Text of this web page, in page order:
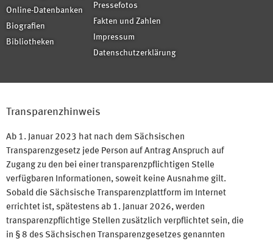
Online-Datenbanken
Biografien
Bibliotheken
Pressefotos
Fakten und Zahlen
Impressum
Datenschutzerklärung
Transparenzhinweis
Ab 1. Januar 2023 hat nach dem Sächsischen
Transparenzgesetz jede Person auf Antrag Anspruch auf
Zugang zu den bei einer transparenzpflichtigen Stelle
verfügbaren Informationen, soweit keine Ausnahme gilt.
Sobald die Sächsische Transparenzplattform im Internet
errichtet ist, spätestens ab 1. Januar 2026, werden
transparenzpflichtige Stellen zusätzlich verpflichtet sein, die
in § 8 des Sächsischen Transparenzgesetzes genannten